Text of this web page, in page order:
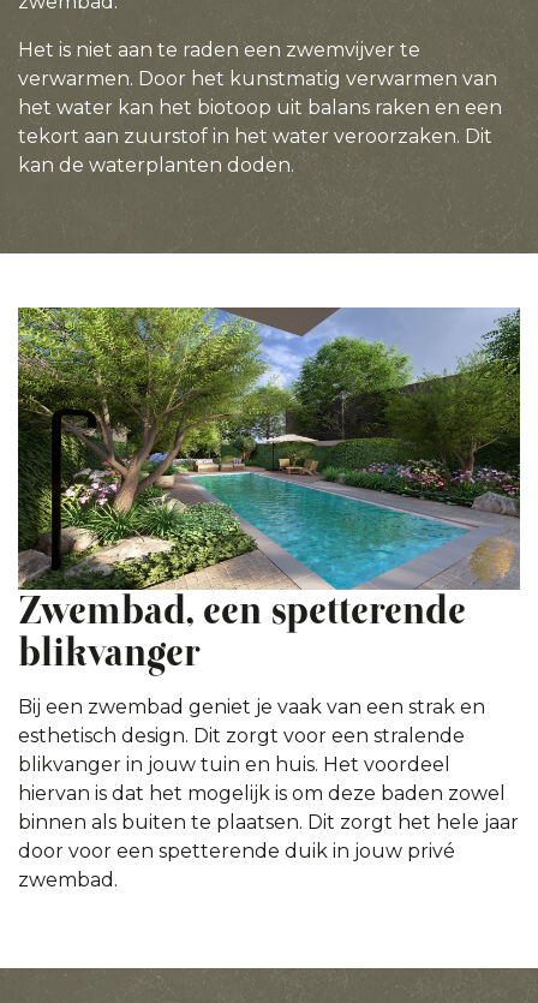
Het is niet aan te raden een zwemvijver te
verwarmen. Door het kunstmatig verwarmen van
het water kan het biotoop uit balans raken en een
tekort aan zuurstof in het water veroorzaken. Dit
kan de waterplanten doden.
Zwembad, een spetterende
blikvanger
Bij een zwembad geniet je vaak van een strak en
esthetisch design. Dit zorgt voor een stralende
blikvanger in jouw tuin en huis. Het voordeel
hiervan is dat het mogelijk is om deze baden zowel
binnen als buiten te plaatsen. Dit zorgt het hele jaar
door voor een spetterende duik in jouw privé
zwembad.